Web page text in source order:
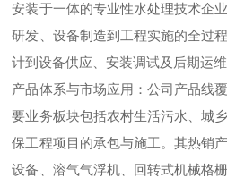
安装于一体的专业性水处理技术企
研发、设备制造到工程实施的全过
计到设备供应、安装调试及后期运维
产品体系与市场应用：公司产品线
要业务板块包括农村生活污水、城
保工程项目的承包与施工。其热销
设备、溶气气浮机、回转式机械格